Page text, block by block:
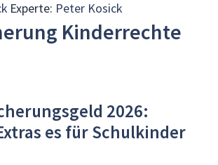
Experte: Peter Kosick
Kinderrechte
2026:
es für Schulkinder